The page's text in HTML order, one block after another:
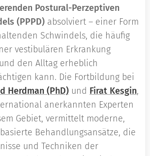
Postural-Perzeptiven
(PPPD) absolviert – einer Form
Schwindels, die häufig
vestibulären Erkrankung
den Alltag erheblich
kann. Die Fortbildung bei
Herdman (PhD) und Firat Kesgin,
anerkannten Experten
Gebiet, vermittelt moderne,
Behandlungsansätze, die
und Techniken der